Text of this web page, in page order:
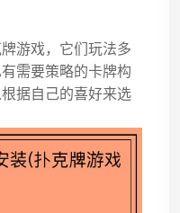
游戏，它们玩法多
需要策略的卡牌构
据自己的喜好来选